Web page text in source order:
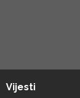
Vijesti